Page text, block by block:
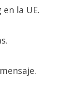
la UE.